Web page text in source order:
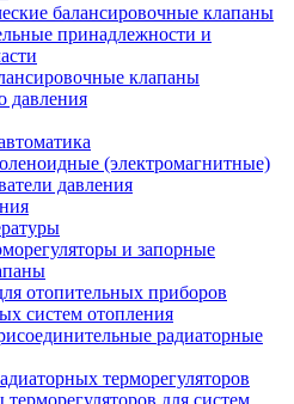
балансировочные клапаны
принадлежности и
клапаны
давления
(электромагнитные)
давления
и запорные
отопительных приборов
систем отопления
радиаторные
терморегуляторов
для систем